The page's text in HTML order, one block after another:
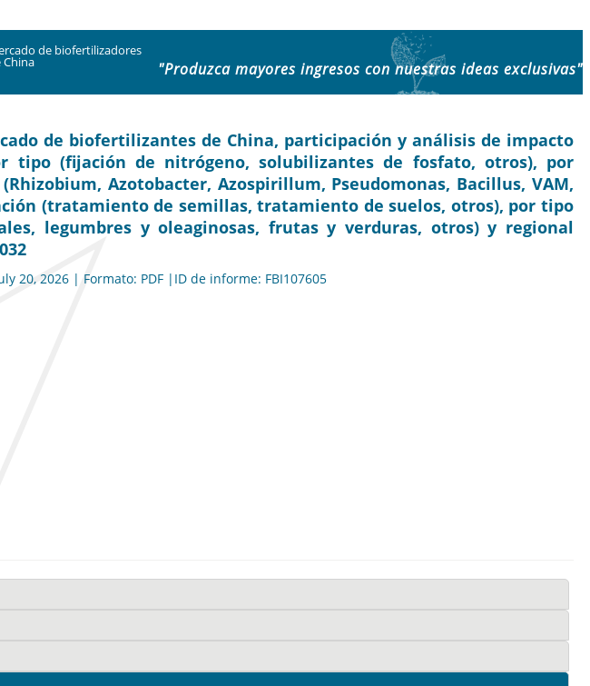
de biofertilizadores
China "Produzca mayores ingresos con nuestras ideas exclusivas"
de biofertilizantes de China, participación y análisis de impacto
tipo (fijación de nitrógeno, solubilizantes de fosfato, otros), por
Azotobacter, Azospirillum, Pseudomonas, Bacillus, VAM,
(tratamiento de semillas, tratamiento de suelos, otros), por tipo
legumbres y oleaginosas, frutas y verduras, otros) y regional
20, 2026 | Formato: PDF |ID de informe: FBI107605